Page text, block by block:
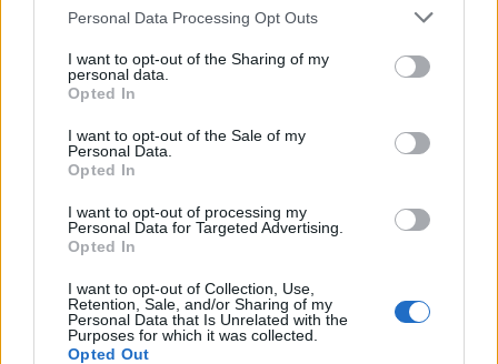
Personal Data Processing Opt Outs
I want to opt-out of the Sharing of my
personal data.
Opted In
I want to opt-out of the Sale of my
Personal Data.
Opted In
I want to opt-out of processing my
Personal Data for Targeted Advertising.
Opted In
I want to opt-out of Collection, Use,
Retention, Sale, and/or Sharing of my
Personal Data that Is Unrelated with the
Purposes for which it was collected.
Opted Out
persona què necessites, explicant-li que no et fa mal ni et
temps perquè el cos entri en aquella sensació de plaer.
Segurament, si et dones aquest temps i aquesta calma, podràs
anar descobrint millor quines formes d'estimulació interna
Gràcies per la consulta i una abraçada!